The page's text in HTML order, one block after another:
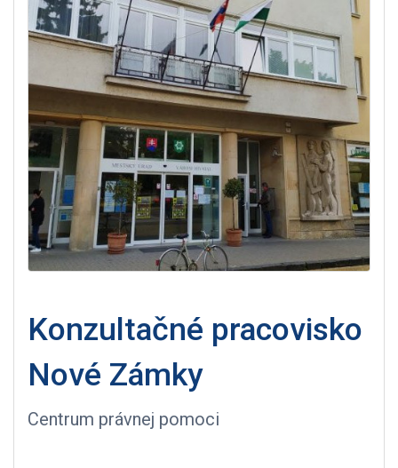
Konzultačné pracovisko
Nové Zámky
Centrum právnej pomoci